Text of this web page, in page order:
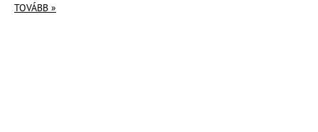
TOVÁBB »